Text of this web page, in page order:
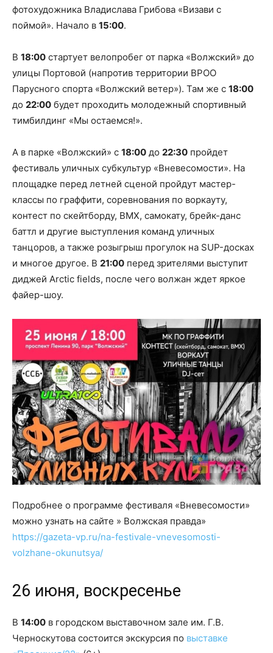
фотохудожника Владислава Грибова «Визави с
поймой». Начало в 15:00.
В 18:00 стартует велопробег от парка «Волжский» до
улицы Портовой (напротив территории ВРОО
Парусного спорта «Волжский ветер»). Там же с 18:00
до 22:00 будет проходить молодежный спортивный
тимбилдинг «Мы остаемся!».
А в парке «Волжский» с 18:00 до 22:30 пройдет
фестиваль уличных субкультур «Вневесомости». На
площадке перед летней сценой пройдут мастер-
классы по граффити, соревнования по воркауту,
контест по скейтборду, ВМХ, самокату, брейк-данс
баттл и другие выступления команд уличных
танцоров, а также розыгрыш прогулок на SUP-досках
и многое другое. В 21:00 перед зрителями выступит
диджей Arctic fields, после чего волжан ждет яркое
файер-шоу.
Подробнее о программе фестиваля «Вневесомости»
можно узнать на сайте » Волжская правда»
https://gazeta-vp.ru/na-festivale-vnevesomosti-
volzhane-okunutsya/
26 июня, воскресенье
В 14:00 в городском выставочном зале им. Г.В.
Черноскутова состоится экскурсия по выставке